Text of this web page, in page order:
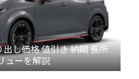
し価格 値引き 納期 長所
ューを解説